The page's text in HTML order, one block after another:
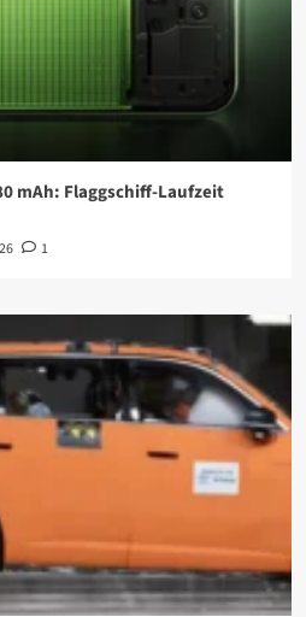
mAh: Flaggschiff-Laufzeit
1